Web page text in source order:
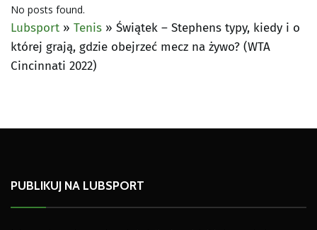
No posts found.
Lubsport » Tenis » Świątek – Stephens typy, kiedy i o
której grają, gdzie obejrzeć mecz na żywo? (WTA
Cincinnati 2022)
PUBLIKUJ NA LUBSPORT